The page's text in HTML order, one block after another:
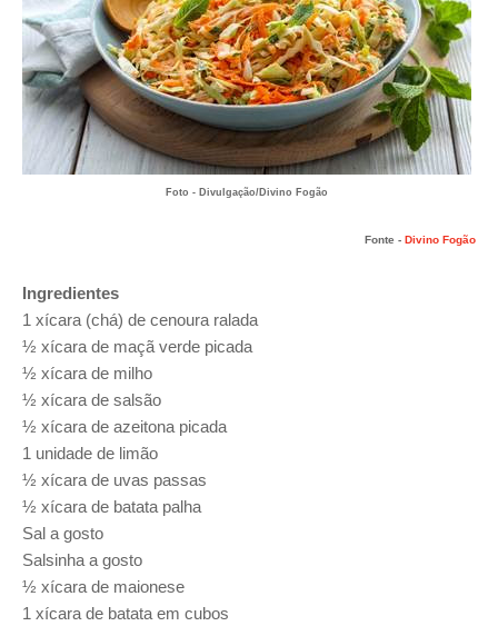
Foto - Divulgação/Divino Fogão
Fonte - Divino Fogão
Ingredientes
1 xícara (chá) de cenoura ralada
½ xícara de maçã verde picada
½ xícara de milho
½ xícara de salsão
½ xícara de azeitona picada
1 unidade de limão
½ xícara de uvas passas
½ xícara de batata palha
Sal a gosto
Salsinha a gosto
½ xícara de maionese
1 xícara de batata em cubos